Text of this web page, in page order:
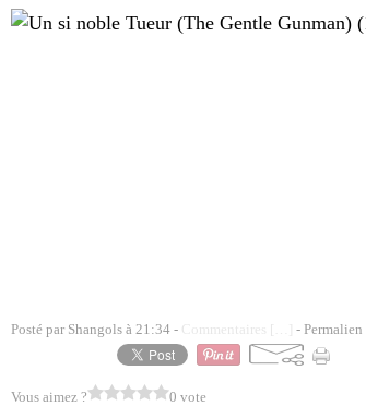
Posté par Shangols à 21:34 - Commentaires [ - Permalien
Vous aimez ? 0 vote